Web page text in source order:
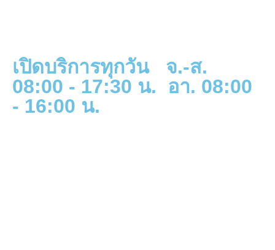
เปิดบริการทุกวัน จ.-ส.
08:00 - 17:30 น. อา. 08:00
- 16:00 น.